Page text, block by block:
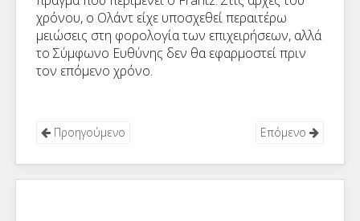
χρόνου, ο Ολάντ είχε υποσχεθεί περαιτέρω
μειώσεις στη φορολογία των επιχειρήσεων, αλλά
το Σύμφωνο Ευθύνης δεν θα εφαρμοστεί πριν
τον επόμενο χρόνο.
Προηγούμενο Επόμενο